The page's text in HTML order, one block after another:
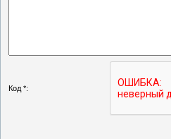
Код *: